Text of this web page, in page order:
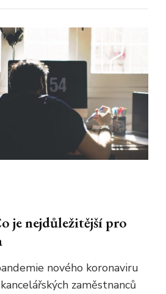
je nejdůležitější pro
nového koronaviru
zaměstnanců